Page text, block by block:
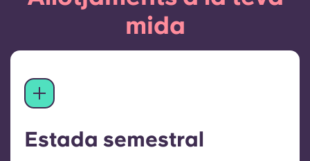
mida
Estada semestral